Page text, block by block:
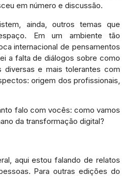
em número e discussão.
ainda, outros temas que
Em um ambiente tão
internacional de pensamentos
a falta de diálogos sobre como
diversas e mais tolerantes com
origem dos profissionais,
falo com vocês: como vamos
da transformação digital?
aqui estou falando de relatos
Para outras edições do